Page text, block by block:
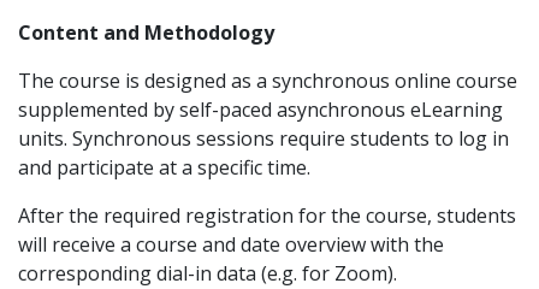
Content and Methodology
The course is designed as a synchronous online course
supplemented by self-paced asynchronous eLearning
units. Synchronous sessions require students to log in
and participate at a specific time.
After the required registration for the course, students
will receive a course and date overview with the
corresponding dial-in data (e.g. for Zoom).